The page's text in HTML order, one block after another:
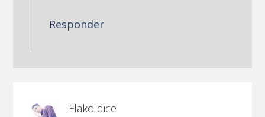
Responder
Flako dice